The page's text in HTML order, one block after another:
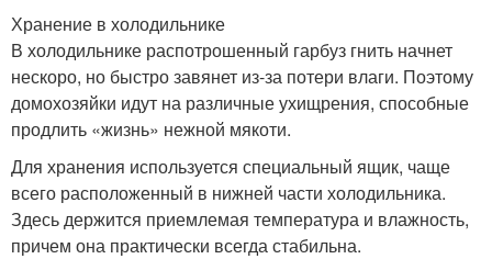
Хранение в холодильнике
В холодильнике распотрошенный гарбуз гнить начнет
нескоро, но быстро завянет из-за потери влаги. Поэтому
домохозяйки идут на различные ухищрения, способные
продлить «жизнь» нежной мякоти.
Для хранения используется специальный ящик, чаще
всего расположенный в нижней части холодильника.
Здесь держится приемлемая температура и влажность,
причем она практически всегда стабильна.